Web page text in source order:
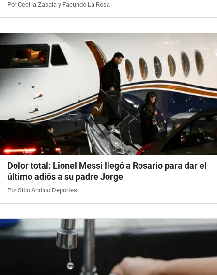
Por Cecilia Zabala y Facundo La Rosa
Dolor total: Lionel Messi llegó a Rosario para dar el
último adiós a su padre Jorge
Por Sitio Andino Deportes